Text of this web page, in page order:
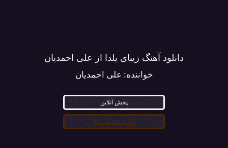
دانلود آهنگ زیبای یلدا از علی احمدیان
خواننده: علی احمدیان
پخش آنلاین
دانلود کیفیت ۳۲۰